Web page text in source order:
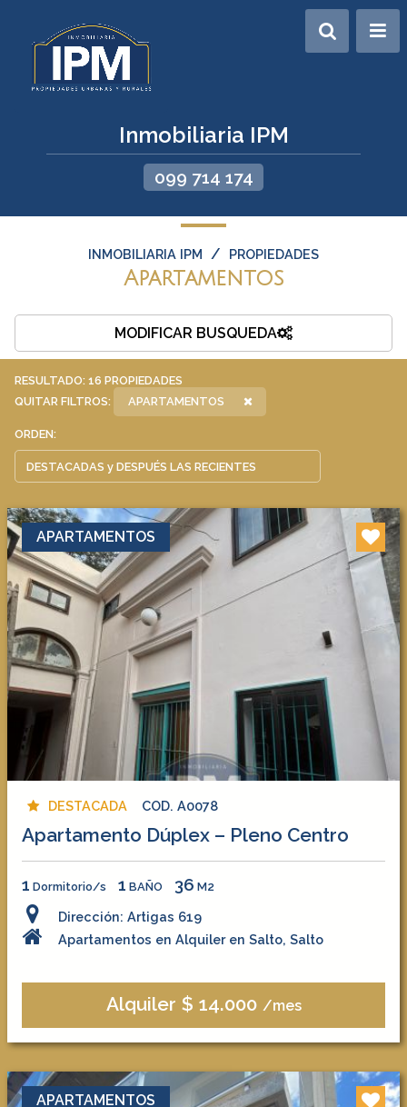
Inmobiliaria IPM
099 714 174
INMOBILIARIA IPM / PROPIEDADES
Apartamentos
MODIFICAR BUSQUEDA
RESULTADO: 16 PROPIEDADES
QUITAR FILTROS:
APARTAMENTOS
ORDEN:
APARTAMENTOS
DESTACADA COD. A0078
Apartamento Dúplex – Pleno Centro
1 Dormitorio/s 1 BAÑO 36 M2
Dirección: Artigas 619
Apartamentos en Alquiler en Salto, Salto
Alquiler $ 14.000 /mes
APARTAMENTOS